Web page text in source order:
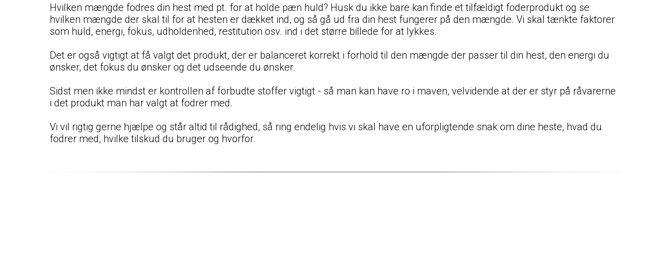
Hvilken mængde fodres din hest med pt. for at holde pæn huld? Husk du ikke bare kan finde et tilfældigt foderprodukt og se
hvilken mængde der skal til for at hesten er dækket ind, og så gå ud fra din hest fungerer på den mængde. Vi skal tænkte faktorer
som huld, energi, fokus, udholdenhed, restitution osv. ind i det større billede for at lykkes.
Det er også vigtigt at få valgt det produkt, der er balanceret korrekt i forhold til den mængde der passer til din hest, den energi du
ønsker, det fokus du ønsker og det udseende du ønsker.
Sidst men ikke mindst er kontrollen af forbudte stoffer vigtigt - så man kan have ro i maven, velvidende at der er styr på råvarerne
i det produkt man har valgt at fodrer med.
Vi vil rigtig gerne hjælpe og står altid til rådighed, så ring endelig hvis vi skal have en uforpligtende snak om dine heste, hvad du
fodrer med, hvilke tilskud du bruger og hvorfor.